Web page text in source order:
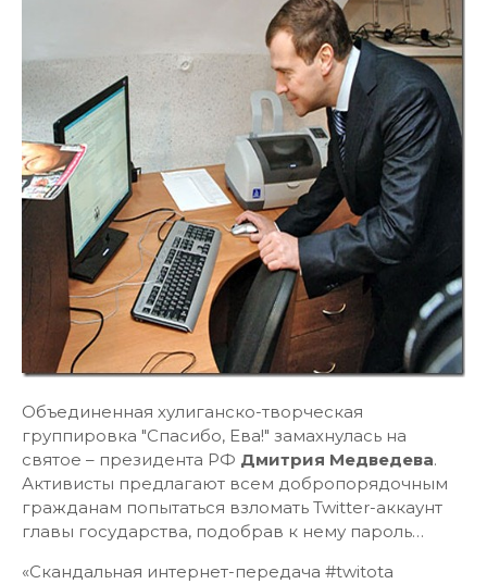
Объединенная хулиганско-творческая
группировка "Спасибо, Ева!" замахнулась на
святое – президента РФ Дмитрия Медведева.
Активисты предлагают всем добропорядочным
гражданам попытаться взломать Twitter-аккаунт
главы государства, подобрав к нему пароль…
«Скандальная интернет-передача #twitota